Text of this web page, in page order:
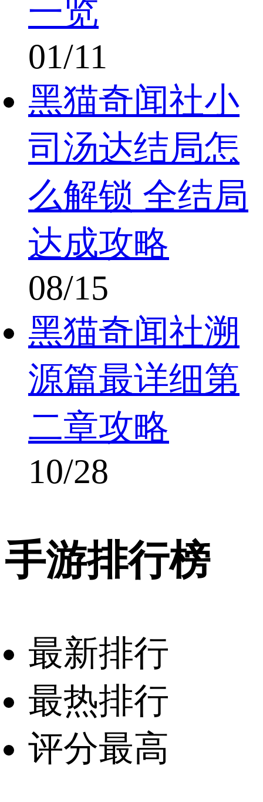
一览
01/11
黑猫奇闻社小
司汤达结局怎
么解锁 全结局
达成攻略
08/15
黑猫奇闻社溯
源篇最详细第
二章攻略
10/28
手游排行榜
最新排行
最热排行
评分最高